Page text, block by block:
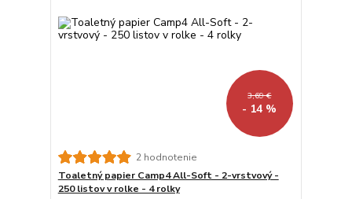
3,69 €
- 14 %
2 hodnotenie
Toaletný papier Camp4 All-Soft - 2-vrstvový -
250 listov v rolke - 4 rolky